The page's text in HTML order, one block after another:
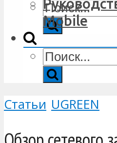
Mobile
Статьи UGREEN